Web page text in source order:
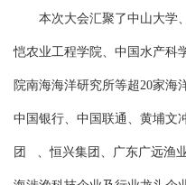
本次大会汇聚了中山大学
恺农业工程学院、中国水产科
院南海海洋研究所等超20家海
中国银行、中国联通、黄埔文
团 、恒兴集团、广东广远渔